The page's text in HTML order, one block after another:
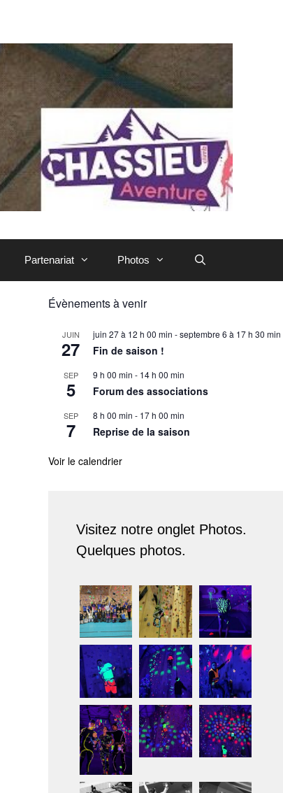
Partenariat Photos
Évènements à venir
JUIN
27
juin 27 à 12 h 00 min -septembre 6 à 17 h 30 min
Fin de saison !
SEP
5
9 h 00 min - 14 h 00 min
Forum des associations
SEP
7
8 h 00 min - 17 h 00 min
Reprise de la saison
Voir le calendrier
Visitez notre onglet Photos.
Quelques photos.